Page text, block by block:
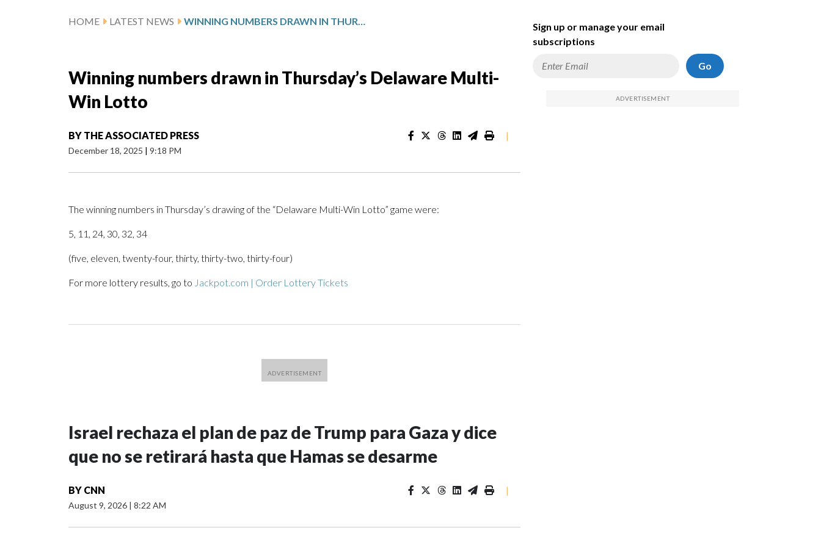
HOME LATEST NEWS WINNING NUMBERS DRAWN IN THURSDAY’S DELAWARE MULTI-WIN LOTTO
Winning numbers drawn in Thursday’s Delaware Multi-
Win Lotto
BY THE ASSOCIATED PRESS
December 18, 2025 | 9:18 PM
|
The winning numbers in Thursday’s drawing of the “Delaware Multi-Win Lotto” game were:
5, 11, 24, 30, 32, 34
(five, eleven, twenty-four, thirty, thirty-two, thirty-four)
For more lottery results, go to Jackpot.com | Order Lottery Tickets
Israel rechaza el plan de paz de Trump para Gaza y dice
que no se retirará hasta que Hamas se desarme
BY CNN
August 9, 2026 | 8:22 AM
|
Sign up or manage your email
subscriptions
Go